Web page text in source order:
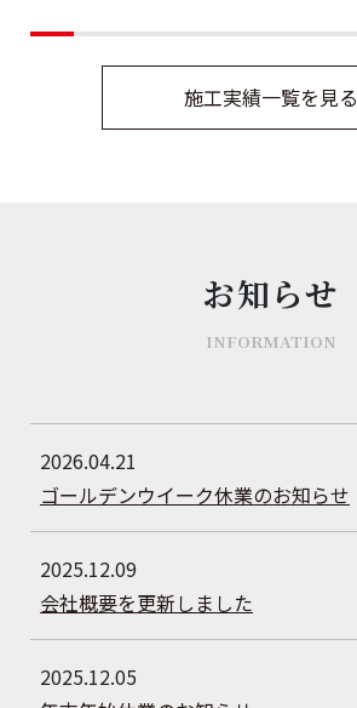
施工実績一覧を見る
お知らせ
INFORMATION
2026.04.21
ゴールデンウイーク休業のお知らせ
2025.12.09
会社概要を更新しました
2025.12.05